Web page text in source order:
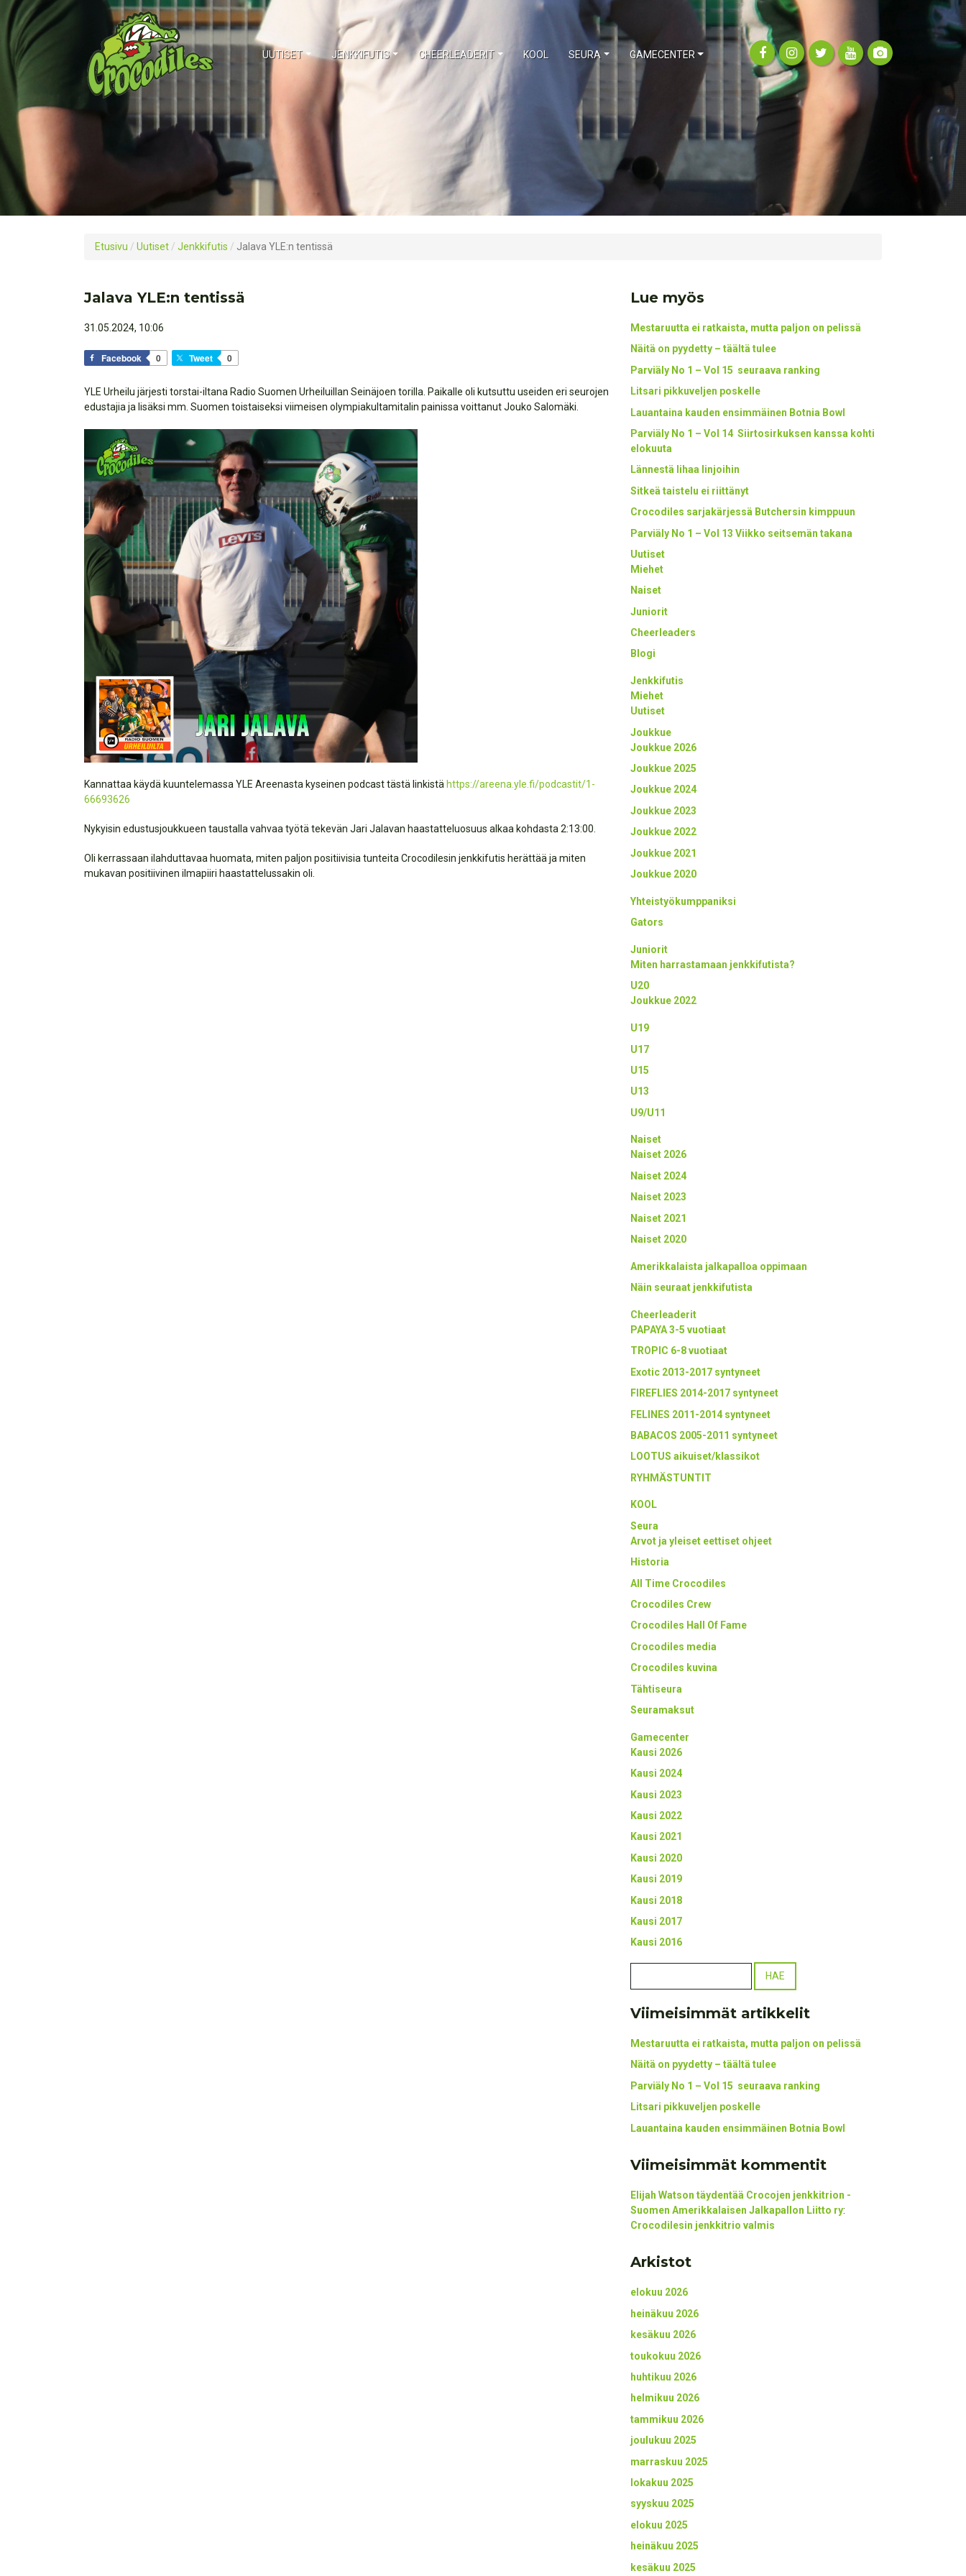
UUTISET JENKKIFUTIS CHEERLEADERIT KOOL SEURA GAMECENTER
Etusivu / Uutiset / Jenkkifutis / Jalava YLE:n tentissä
Jalava YLE:n tentissä
31.05.2024, 10:06
Facebook 0 Tweet 0
YLE Urheilu järjesti torstai-iltana Radio Suomen Urheiluillan Seinäjoen torilla. Paikalle oli kutsuttu useiden eri seurojen
edustajia ja lisäksi mm. Suomen toistaiseksi viimeisen olympiakultamitalin painissa voittanut Jouko Salomäki.
Kannattaa käydä kuuntelemassa YLE Areenasta kyseinen podcast tästä linkistä https://areena.yle.fi/podcastit/1-
66693626
Nykyisin edustusjoukkueen taustalla vahvaa työtä tekevän Jari Jalavan haastatteluosuus alkaa kohdasta 2:13:00.
Oli kerrassaan ilahduttavaa huomata, miten paljon positiivisia tunteita Crocodilesin jenkkifutis herättää ja miten
mukavan positiivinen ilmapiiri haastattelussakin oli.
Lue myös
Mestaruutta ei ratkaista, mutta paljon on pelissä
Näitä on pyydetty – täältä tulee
Parviäly No 1 – Vol 15 seuraava ranking
Litsari pikkuveljen poskelle
Lauantaina kauden ensimmäinen Botnia Bowl
Parviäly No 1 – Vol 14 Siirtosirkuksen kanssa kohti
elokuuta
Lännestä lihaa linjoihin
Sitkeä taistelu ei riittänyt
Crocodiles sarjakärjessä Butchersin kimppuun
Parviäly No 1 – Vol 13 Viikko seitsemän takana
Uutiset
Miehet
Naiset
Juniorit
Cheerleaders
Blogi
Jenkkifutis
Miehet
Uutiset
Joukkue
Joukkue 2026
Joukkue 2025
Joukkue 2024
Joukkue 2023
Joukkue 2022
Joukkue 2021
Joukkue 2020
Yhteistyökumppaniksi
Gators
Juniorit
Miten harrastamaan jenkkifutista?
U20
Joukkue 2022
U19
U17
U15
U13
U9/U11
Naiset
Naiset 2026
Naiset 2024
Naiset 2023
Naiset 2021
Naiset 2020
Amerikkalaista jalkapalloa oppimaan
Näin seuraat jenkkifutista
Cheerleaderit
PAPAYA 3-5 vuotiaat
TROPIC 6-8 vuotiaat
Exotic 2013-2017 syntyneet
FIREFLIES 2014-2017 syntyneet
FELINES 2011-2014 syntyneet
BABACOS 2005-2011 syntyneet
LOOTUS aikuiset/klassikot
RYHMÄSTUNTIT
KOOL
Seura
Arvot ja yleiset eettiset ohjeet
Historia
All Time Crocodiles
Crocodiles Crew
Crocodiles Hall Of Fame
Crocodiles media
Crocodiles kuvina
Tähtiseura
Seuramaksut
Gamecenter
Kausi 2026
Kausi 2024
Kausi 2023
Kausi 2022
Kausi 2021
Kausi 2020
Kausi 2019
Kausi 2018
Kausi 2017
Kausi 2016
Viimeisimmät artikkelit
Mestaruutta ei ratkaista, mutta paljon on pelissä
Näitä on pyydetty – täältä tulee
Parviäly No 1 – Vol 15 seuraava ranking
Litsari pikkuveljen poskelle
Lauantaina kauden ensimmäinen Botnia Bowl
Viimeisimmät kommentit
Elijah Watson täydentää Crocojen jenkkitrion -
Suomen Amerikkalaisen Jalkapallon Liitto ry:
Crocodilesin jenkkitrio valmis
Arkistot
elokuu 2026
heinäkuu 2026
kesäkuu 2026
toukokuu 2026
huhtikuu 2026
helmikuu 2026
tammikuu 2026
joulukuu 2025
marraskuu 2025
lokakuu 2025
syyskuu 2025
elokuu 2025
heinäkuu 2025
kesäkuu 2025